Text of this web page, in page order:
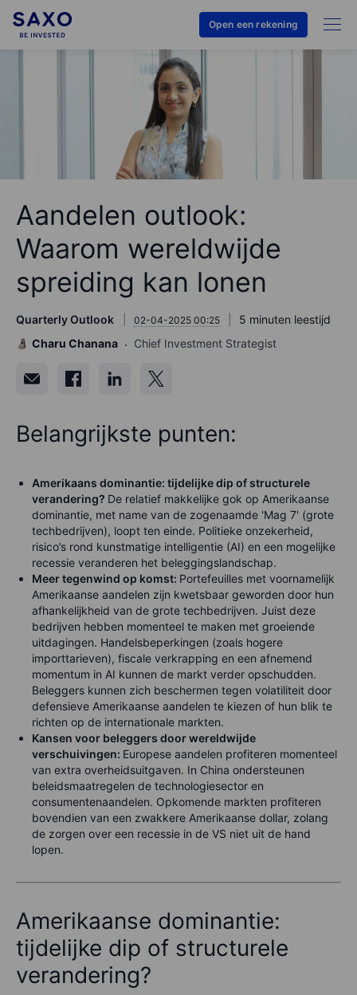
Open een rekening
Aandelen outlook:
Waarom wereldwijde
spreiding kan lonen
Quarterly Outlook 02-04-2025 00:25
5 minuten leestijd
Charu Chanana
Chief Investment Strategist
Belangrijkste punten:
Amerikaans dominantie: tijdelijke dip of structurele
verandering? De relatief makkelijke gok op Amerikaanse
dominantie, met name van de zogenaamde 'Mag 7' (grote
techbedrijven), loopt ten einde. Politieke onzekerheid,
risico’s rond kunstmatige intelligentie (AI) en een mogelijke
recessie veranderen het beleggingslandschap.
Meer tegenwind op komst: Portefeuilles met voornamelijk
Amerikaanse aandelen zijn kwetsbaar geworden door hun
afhankelijkheid van de grote techbedrijven. Juist deze
bedrijven hebben momenteel te maken met groeiende
uitdagingen. Handelsbeperkingen (zoals hogere
importtarieven), fiscale verkrapping en een afnemend
momentum in AI kunnen de markt verder opschudden.
Beleggers kunnen zich beschermen tegen volatiliteit door
defensieve Amerikaanse aandelen te kiezen of hun blik te
richten op de internationale markten.
Kansen voor beleggers door wereldwijde
verschuivingen: Europese aandelen profiteren momenteel
van extra overheidsuitgaven. In China ondersteunen
beleidsmaatregelen de technologiesector en
consumentenaandelen. Opkomende markten profiteren
bovendien van een zwakkere Amerikaanse dollar, zolang
de zorgen over een recessie in de VS niet uit de hand
lopen.
Amerikaanse dominantie:
tijdelijke dip of structurele
verandering?